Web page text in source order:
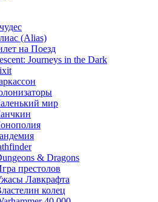
(Alias)
на Поезд
Journeys in the Dark
мир
& Dragons
престолов
Лавкрафта
колец